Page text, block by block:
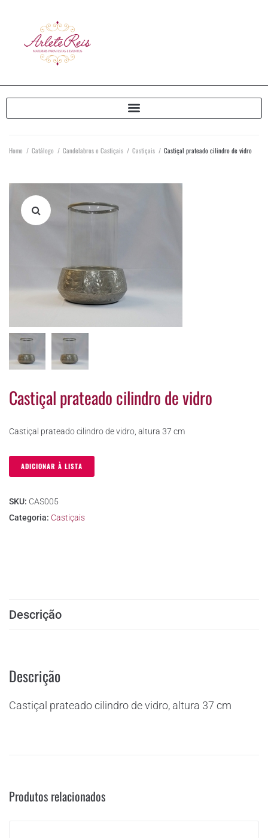
Home / Catálogo / Candelabros e Castiçais / Castiçais / Castiçal prateado cilindro de vidro
Castiçal prateado cilindro de vidro
Castiçal prateado cilindro de vidro, altura 37 cm
ADICIONAR À LISTA
SKU: CAS005
Categoria: Castiçais
Descrição
Descrição
Castiçal prateado cilindro de vidro, altura 37 cm
Produtos relacionados